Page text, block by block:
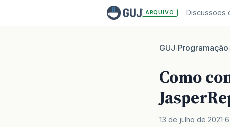
ARQUIVO Discussoes
GUJ/Programação/
Como
13 de julho de 2021